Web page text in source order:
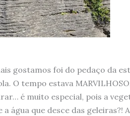
gostamos foi do pedaço da
O tempo estava
é muito especial, pois a
a água que desce das